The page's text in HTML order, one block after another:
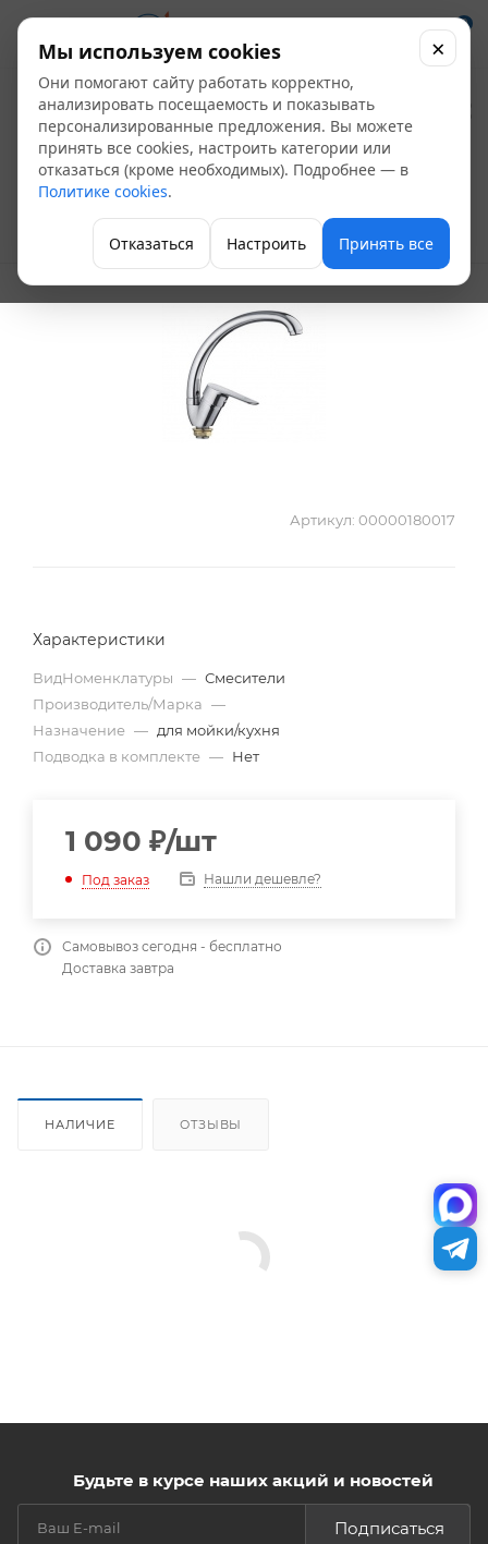
0
Смеситель мойка
FRAP F4984
одноручный гайка
Однорычажные смесители для кухни
Артикул: 00000180017
Характеристики
ВидНоменклатуры — Смесители
Производитель/Марка —
Назначение — для мойки/кухня
Подводка в комплекте — Нет
1 090 ₽/шт
Под заказ Нашли дешевле?
Самовывоз сегодня - бесплатно
Доставка завтра
НАЛИЧИЕ ОТЗЫВЫ
Будьте в курсе наших акций и новостей
Подписаться
Мы используем cookies
Они помогают сайту работать корректно,
анализировать посещаемость и показывать
персонализированные предложения. Вы можете
принять все cookies, настроить категории или
отказаться (кроме необходимых). Подробнее — в
Политике cookies.
Отказаться Настроить Принять все
×